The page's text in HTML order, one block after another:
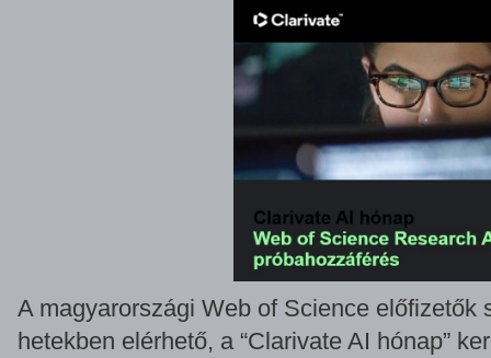
A magyarországi Web of Science előfizetők
hetekben elérhető, a “Clarivate AI hónap”